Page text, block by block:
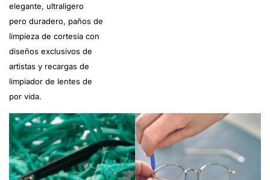
elegante, ultraligero
pero duradero, paños de
limpieza de cortesía con
diseños exclusivos de
artistas y recargas de
limpiador de lentes de
por vida.